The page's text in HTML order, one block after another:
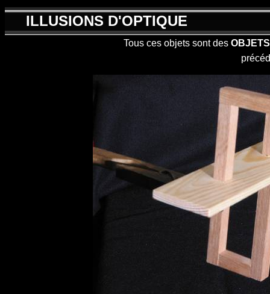
ILLUSIONS D'OPTIQUE
Tous ces objets sont des